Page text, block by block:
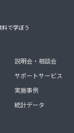
で学ぼう
説明会・相談会
サポートサービス
実施事例
統計データ